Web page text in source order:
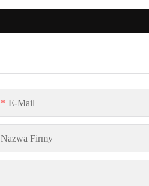
E-Mail
Nazwa Firmy